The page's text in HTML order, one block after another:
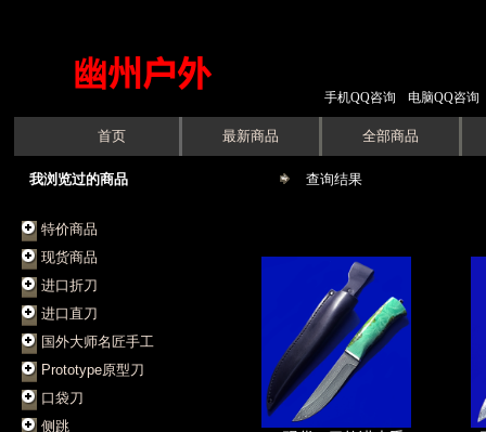
手机QQ咨询 电脑QQ咨询
首页 最新商品 全部商品
我浏览过的商品
特价商品
现货商品
进口折刀
进口直刀
国外大师名匠手工
Prototype原型刀
口袋刀
侧跳
查询结果